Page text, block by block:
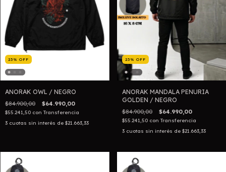
23 % OFF
ANORAK OWL / NEGRO
$84.900,00 $64.990,00
$55.241,50 con Transferencia
3 cuotas sin interés de $21.663,33
23 % OFF
ANORAK MANDALA PENURIA
GOLDEN / NEGRO
$84.900,00 $64.990,00
$55.241,50 con Transferencia
3 cuotas sin interés de $21.663,33